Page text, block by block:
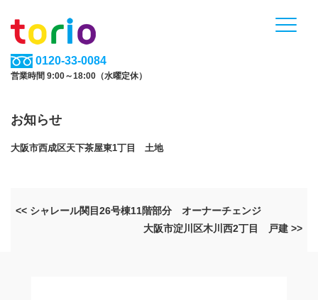
0120-33-0084
営業時間 9:00～18:00（水曜定休）
お知らせ
大阪市西成区天下茶屋東1丁目 土地
<< シャレール関目26号棟11階部分 オーナーチェンジ
大阪市淀川区木川西2丁目 戸建 >>